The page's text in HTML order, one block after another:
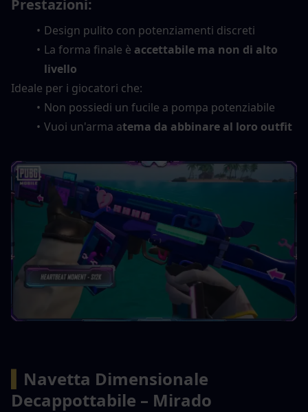
Prestazioni:
Design pulito con potenziamenti discreti
La forma finale è accettabile ma non di alto
livello
Ideale per i giocatori che:
Non possiedi un fucile a pompa potenziabile
Vuoi un'arma atema da abbinare al loro outfit
Navetta Dimensionale
Decappottabile – Mirado